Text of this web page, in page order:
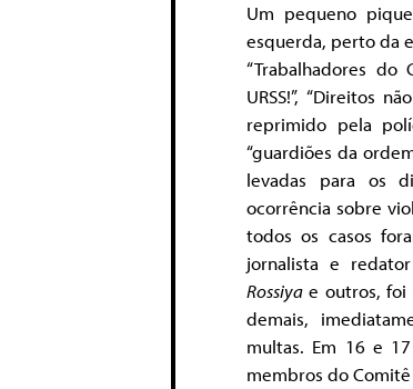
Um pequeno
esquerda, perto da
“Trabalhadores do
URSS!”, “Direitos
reprimido pela
“guardiões da
levadas para os
ocorrência sobre
todos os casos
jornalista e
Rossiya e outros, foi
demais,
multas. Em 16 e
membros do